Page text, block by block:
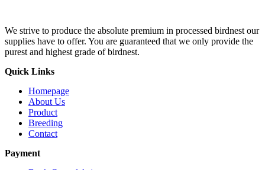
We strive to produce the absolute premium in processed birdnest our
supplies have to offer. You are guaranteed that we only provide the
purest and highest grade of birdnest.
Quick Links
Homepage
About Us
Product
Breeding
Contact
Payment